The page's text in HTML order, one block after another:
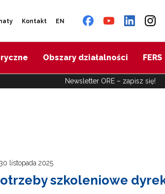
Kontakt EN
Obszary działalności FERS
Newsletter ORE – zapisz się!
listopada 2025
szkoleniowe